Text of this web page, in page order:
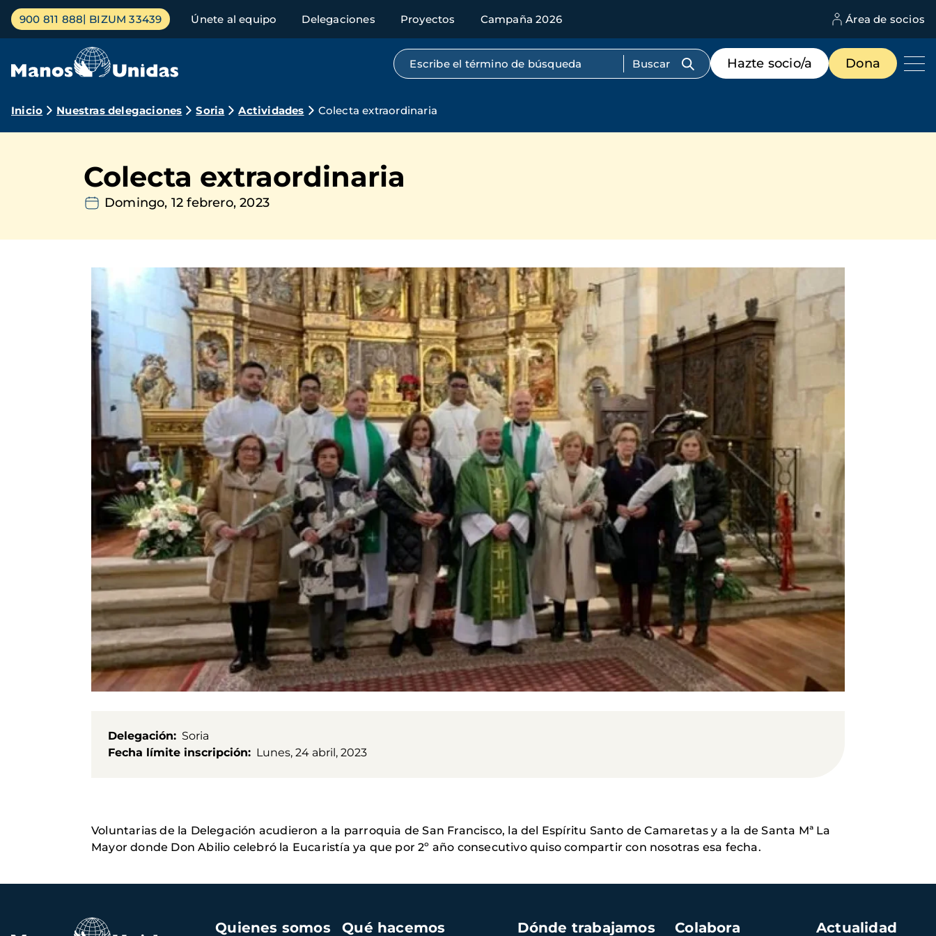
Pasar
contenido
Menú
principal
900 811 888 BIZUM 33439 Únete al equipo Delegaciones Proyectos Campaña 2026 Área de socios
Búsqueda por texto completo
Menú
de
destacados
Hazte socio/a Dona
Ruta
navegación
Inicio Nuestras delegaciones Soria Actividades Colecta extraordinaria
Colecta extraordinaria
Domingo, 12 febrero, 2023
Delegación
Soria
Fecha límite inscripción
Lunes, 24 abril, 2023
Voluntarias de la Delegación acudieron a la parroquia de San Francisco, la del Espíritu Santo de Camaretas y a la de Santa Mª La
Mayor donde Don Abilio celebró la Eucaristía ya que por 2º año consecutivo quiso compartir con nosotras esa fecha.
Navegación
Quienes somos Qué hacemos Dónde trabajamos Colabora Actualidad